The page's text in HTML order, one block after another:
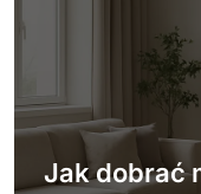
Jak dobrać